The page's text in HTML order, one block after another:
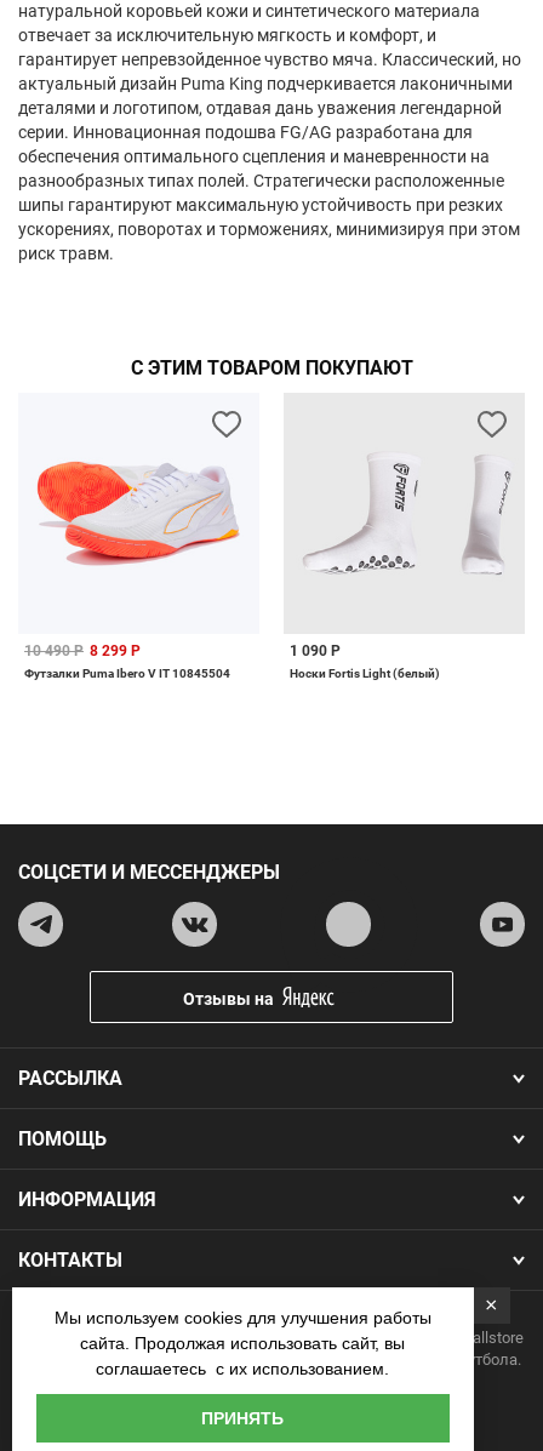
натуральной коровьей кожи и синтетического материала
отвечает за исключительную мягкость и комфорт, и
гарантирует непревзойденное чувство мяча. Классический, но
актуальный дизайн Puma King подчеркивается лаконичными
деталями и логотипом, отдавая дань уважения легендарной
серии. Инновационная подошва FG/AG разработана для
обеспечения оптимального сцепления и маневренности на
разнообразных типах полей. Стратегически расположенные
шипы гарантируют максимальную устойчивость при резких
ускорениях, поворотах и торможениях, минимизируя при этом
риск травм.
С ЭТИМ ТОВАРОМ ПОКУПАЮТ
10 490 Р 8 299 Р
Футзалки Puma Ibero V IT 10845504
1 090 Р
Носки Fortis Light (белый)
ПОМОЩЬ
ИНФОРМАЦИЯ
КОНТАКТЫ
РАССЫЛКА
СОЦСЕТИ И МЕССЕНДЖЕРЫ
Отзывы на
Copyright 2026.Все права защищены. Интернет-магазин Footballstore
— продажа футбольной формы, бутс, мячей и одежды для футбола.
×
Мы используем cookies для улучшения работы
сайта. Продолжая использовать сайт, вы
соглашаетесь с их использованием.
ПРИНЯТЬ